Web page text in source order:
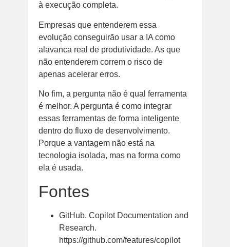
à execução completa.
Empresas que entenderem essa
evolução conseguirão usar a IA como
alavanca real de produtividade. As que
não entenderem correm o risco de
apenas acelerar erros.
No fim, a pergunta não é qual ferramenta
é melhor. A pergunta é como integrar
essas ferramentas de forma inteligente
dentro do fluxo de desenvolvimento.
Porque a vantagem não está na
tecnologia isolada, mas na forma como
ela é usada.
Fontes
GitHub. Copilot Documentation and
Research.
https://github.com/features/copilot